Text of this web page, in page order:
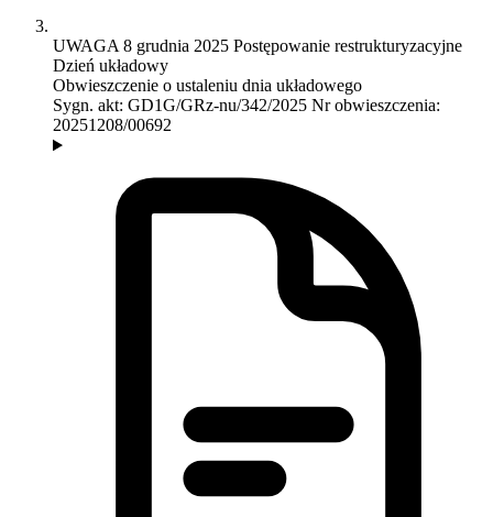
UWAGA 8 grudnia 2025 Postępowanie restrukturyzacyjne
Dzień układowy
Obwieszczenie o ustaleniu dnia układowego
Sygn. akt: GD1G/GRz-nu/342/2025 Nr obwieszczenia:
20251208/00692